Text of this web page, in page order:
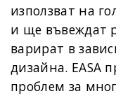
използват на
и ще въвеждат
варират в
дизайна. EASA
проблем за